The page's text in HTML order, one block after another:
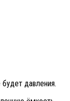
давления.